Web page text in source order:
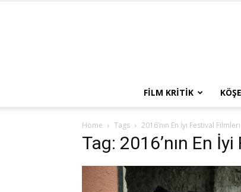
FILM KRITIK
Home Tags 2016’nın En İyi Festival Filmleri
Tag: 2016’nın En